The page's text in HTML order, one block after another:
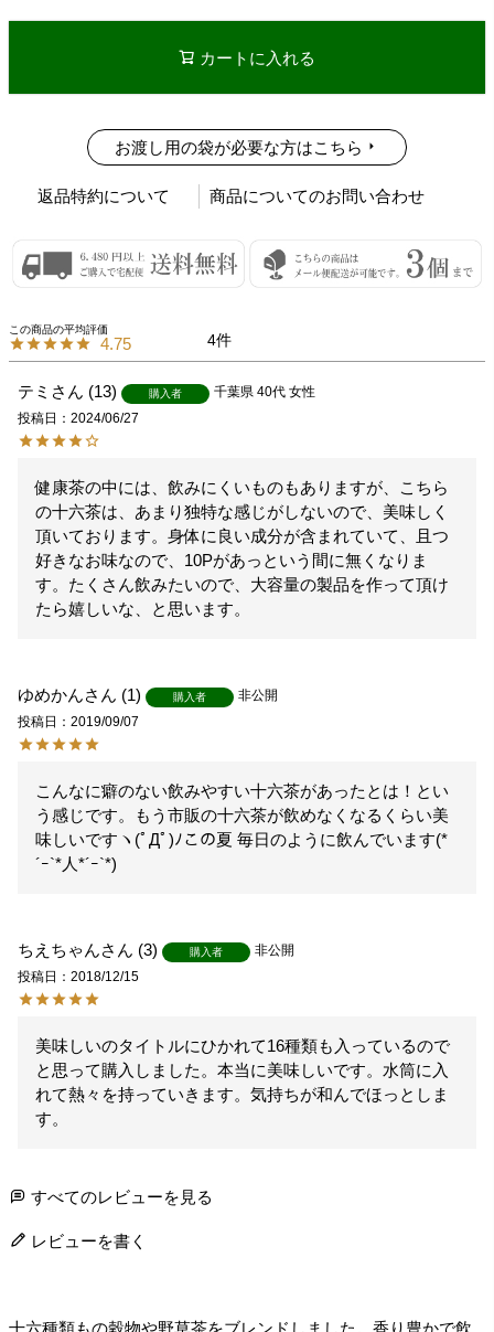
カートに入れる
お渡し用の袋が必要な方はこちら
返品特約について 商品についてのお問い合わせ
4.75 4
テミ 13 購入者 千葉県 40代 女性
投稿日
2024/06/27
健康茶の中には、飲みにくいものもありますが、こちら
の十六茶は、あまり独特な感じがしないので、美味しく
頂いております。身体に良い成分が含まれていて、且つ
好きなお味なので、10Pがあっという間に無くなりま
す。たくさん飲みたいので、大容量の製品を作って頂け
たら嬉しいな、と思います。
ゆめかん 1 購入者
非公開
投稿日
2019/09/07
こんなに癖のない飲みやすい十六茶があったとは！とい
う感じです。もう市販の十六茶が飲めなくなるくらい美
味しいですヽ(ﾟДﾟ)ﾉこの夏 毎日のように飲んでいます(*
´ｰ`*人*´ｰ`*)
ちえちゃん 3 購入者
非公開
投稿日
2018/12/15
美味しいのタイトルにひかれて16種類も入っているので
と思って購入しました。本当に美味しいです。水筒に入
れて熱々を持っていきます。気持ちが和んでほっとしま
す。
すべてのレビューを見る
レビューを書く